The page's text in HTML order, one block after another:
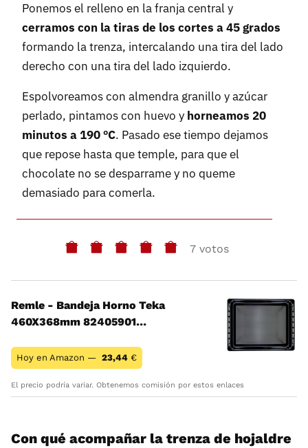
Ponemos el relleno en la franja central y
cerramos con la tiras de los cortes a 45 grados
formando la trenza, intercalando una tira del lado
derecho con una tira del lado izquierdo.
Espolvoreamos con almendra granillo y azúcar
perlado, pintamos con huevo y horneamos 20
minutos a 190 ºC. Pasado ese tiempo dejamos
que repose hasta que temple, para que el
chocolate no se desparrame y no queme
demasiado para comerla.
7 votos
Remle - Bandeja Horno Teka
460X368mm 82405901…
Hoy en Amazon — 23,44 €
El precio podría variar. Obtenemos comisión por estos enlaces
Con qué acompañar la trenza de hojaldre